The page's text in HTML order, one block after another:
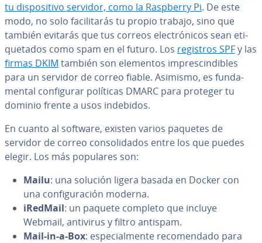
tu di­s­po­si­ti­vo servidor, como la Raspberry Pi. De este
modo, no solo fa­ci­li­ta­rás tu propio trabajo, sino que
también evitarás que tus correos ele­c­tró­ni­cos sean eti­
que­ta­dos como spam en el futuro. Los registros SPFy las
firmas DKIM también son elementos im­pre­s­ci­n­di­bles
para un servidor de correo fiable. Asimismo, es fu­n­da­
me­n­tal co­n­fi­gu­rar políticas DMARC para proteger tu
dominio frente a usos indebidos.
En cuanto al software, existen varios paquetes de
servidor de correo co­n­so­li­da­dos entre los que puedes
elegir. Los más populares son:
Mailu: una solución ligera basada en Docker con
una co­n­fi­gu­ra­ción moderna.
iRedMail: un paquete completo que incluye
Webmail, antivirus y filtro antispam.
Mail-in-a-Box: es­pe­cia­l­me­n­te re­co­me­n­da­do para